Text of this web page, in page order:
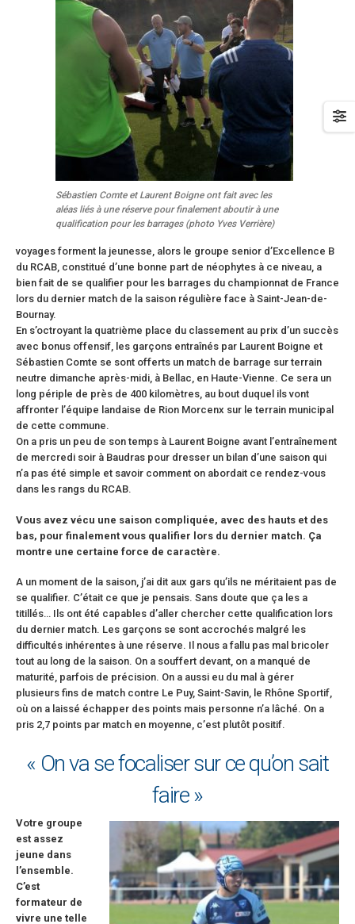
Sébastien Comte et Laurent Boigne ont fait avec les
aléas liés à une réserve pour finalement aboutir à une
qualification pour les barrages (photo Yves Verrière)
voyages forment la jeunesse, alors le groupe senior d’Excellence B
du RCAB, constitué d’une bonne part de néophytes à ce niveau, a
bien fait de se qualifier pour les barrages du championnat de France
lors du dernier match de la saison régulière face à Saint-Jean-de-
Bournay.
En s’octroyant la quatrième place du classement au prix d’un succès
avec bonus offensif, les garçons entraînés par Laurent Boigne et
Sébastien Comte se sont offerts un match de barrage sur terrain
neutre dimanche après-midi, à Bellac, en Haute-Vienne. Ce sera un
long périple de près de 400 kilomètres, au bout duquel ils vont
affronter l’équipe landaise de Rion Morcenx sur le terrain municipal
de cette commune.
On a pris un peu de son temps à Laurent Boigne avant l’entraînement
de mercredi soir à Baudras pour dresser un bilan d’une saison qui
n’a pas été simple et savoir comment on abordait ce rendez-vous
dans les rangs du RCAB.
Vous avez vécu une saison compliquée, avec des hauts et des
bas, pour finalement vous qualifier lors du dernier match. Ça
montre une certaine force de caractère.
A un moment de la saison, j’ai dit aux gars qu’ils ne méritaient pas de
se qualifier. C’était ce que je pensais. Sans doute que ça les a
titillés… Ils ont été capables d’aller chercher cette qualification lors
du dernier match. Les garçons se sont accrochés malgré les
difficultés inhérentes à une réserve. Il nous a fallu pas mal bricoler
tout au long de la saison. On a souffert devant, on a manqué de
maturité, parfois de précision. On a aussi eu du mal à gérer
plusieurs fins de match contre Le Puy, Saint-Savin, le Rhône Sportif,
où on a laissé échapper des points mais personne n’a lâché. On a
pris 2,7 points par match en moyenne, c’est plutôt positif.
« On va se focaliser sur ce qu’on sait
faire »
Votre groupe
est assez
jeune dans
l’ensemble.
C’est
formateur de
vivre une telle